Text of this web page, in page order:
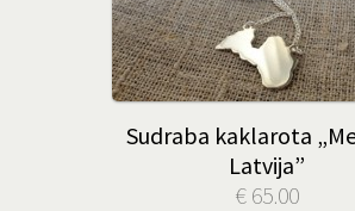
Sudraba kaklarota
Latvija”
€ 65.00